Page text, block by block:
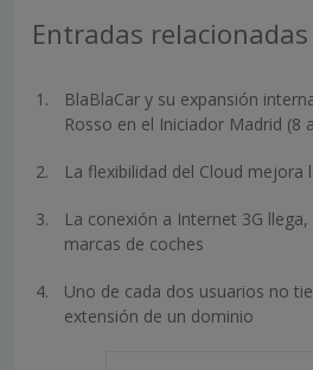
Entradas relacionadas
BlaBlaCar y su expansión
Rosso en el Iniciador Madrid (8
La flexibilidad del Cloud
La conexión a Internet 3G
marcas de coches
Uno de cada dos usuarios no
extensión de un dominio